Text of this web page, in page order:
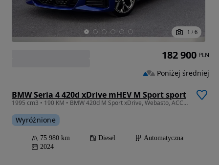
1 / 6
BMW Seria 4 420d xDrive mHEV M Sport sport
1995 cm3 • 190 KM • BMW 420d M Sport xDrive, Webasto, ACC, HiFi, FV 23%
Wyróżnione
75 980 km Diesel
Automatyczna
2024
182 900 PLN
Poniżej średniej